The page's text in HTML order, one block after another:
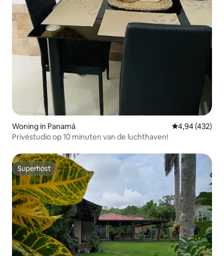
Woning in Panamá Gemiddelde
4,94 (432)
Privéstudio op 10 minuten van de luchthaven!
Superhost
Superhost